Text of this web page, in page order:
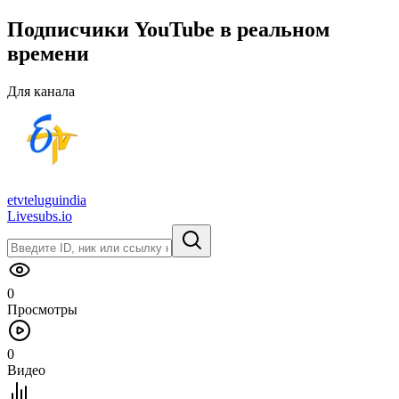
Подписчики YouTube в реальном
времени
Для канала
etvteluguindia
Livesubs.io
0
Просмотры
0
Видео